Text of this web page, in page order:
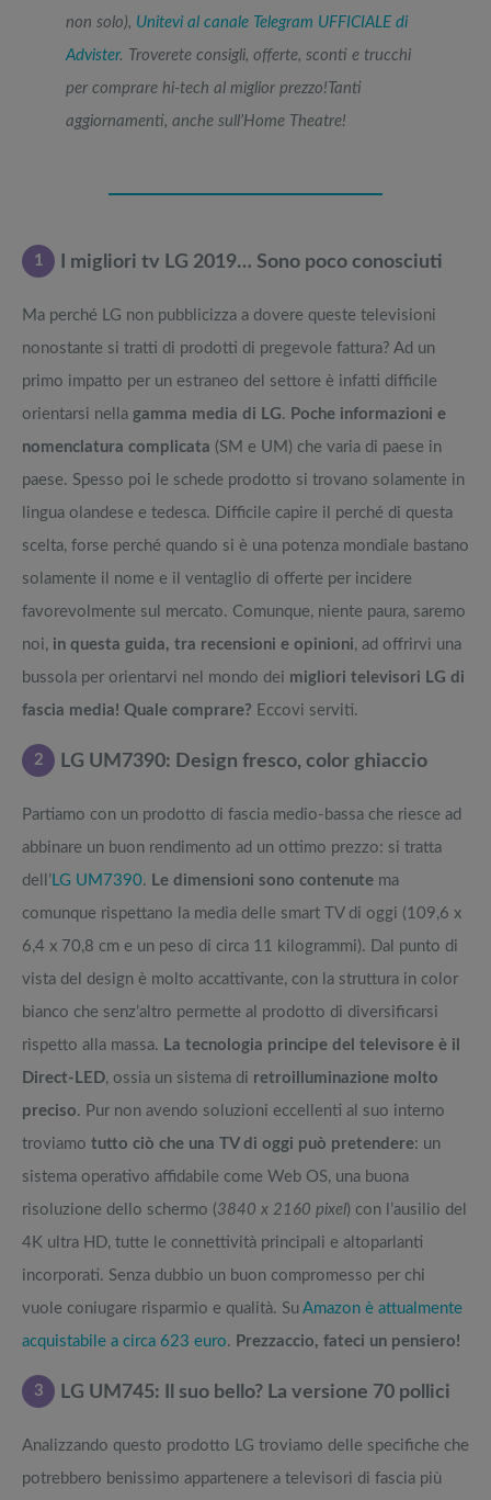
non solo), Unitevi al canale Telegram UFFICIALE di
Advister. Troverete consigli, offerte, sconti e trucchi
per comprare hi-tech al miglior prezzo!Tanti
aggiornamenti, anche sull’Home Theatre!
1 I migliori tv LG 2019… Sono poco conosciuti
Ma perché LG non pubblicizza a dovere queste televisioni
nonostante si tratti di prodotti di pregevole fattura? Ad un
primo impatto per un estraneo del settore è infatti difficile
orientarsi nella gamma media di LG. Poche informazioni e
nomenclatura complicata (SM e UM) che varia di paese in
paese. Spesso poi le schede prodotto si trovano solamente in
lingua olandese e tedesca. Difficile capire il perché di questa
scelta, forse perché quando si è una potenza mondiale bastano
solamente il nome e il ventaglio di offerte per incidere
favorevolmente sul mercato. Comunque, niente paura, saremo
noi, in questa guida, tra recensioni e opinioni, ad offrirvi una
bussola per orientarvi nel mondo dei migliori televisori LG di
fascia media! Quale comprare? Eccovi serviti.
2 LG UM7390: Design fresco, color ghiaccio
Partiamo con un prodotto di fascia medio-bassa che riesce ad
abbinare un buon rendimento ad un ottimo prezzo: si tratta
dell’ LG UM7390. Le dimensioni sono contenute ma
comunque rispettano la media delle smart TV di oggi (109,6 x
6,4 x 70,8 cm e un peso di circa 11 kilogrammi). Dal punto di
vista del design è molto accattivante, con la struttura in color
bianco che senz’altro permette al prodotto di diversificarsi
rispetto alla massa. La tecnologia principe del televisore è il
Direct-LED, ossia un sistema di retroilluminazione molto
preciso. Pur non avendo soluzioni eccellenti al suo interno
troviamo tutto ciò che una TV di oggi può pretendere: un
sistema operativo affidabile come Web OS, una buona
risoluzione dello schermo (3840 x 2160 pixel) con l’ausilio del
4K ultra HD, tutte le connettività principali e altoparlanti
incorporati. Senza dubbio un buon compromesso per chi
vuole coniugare risparmio e qualità. Su Amazon è attualmente
acquistabile a circa 623 euro. Prezzaccio, fateci un pensiero!
3 LG UM745: Il suo bello? La versione 70 pollici
Analizzando questo prodotto LG troviamo delle specifiche che
potrebbero benissimo appartenere a televisori di fascia più